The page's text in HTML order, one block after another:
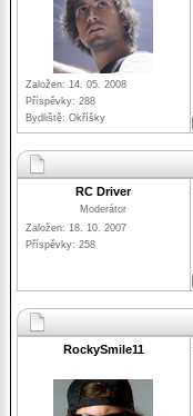
Založen: 14. 05. 2008
Příspěvky: 288
Bydliště: Okříšky
RC Driver
Moderátor
Založen: 18. 10. 2007
Příspěvky: 258
RockySmile11